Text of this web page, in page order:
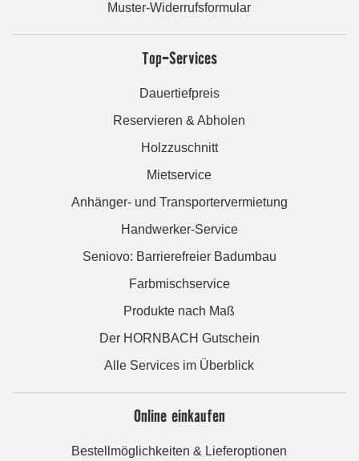
Muster-Widerrufsformular
Top-Services
Dauertiefpreis
Reservieren & Abholen
Holzzuschnitt
Mietservice
Anhänger- und Transportervermietung
Handwerker-Service
Seniovo: Barrierefreier Badumbau
Farbmischservice
Produkte nach Maß
Der HORNBACH Gutschein
Alle Services im Überblick
Online einkaufen
Bestellmöglichkeiten & Lieferoptionen